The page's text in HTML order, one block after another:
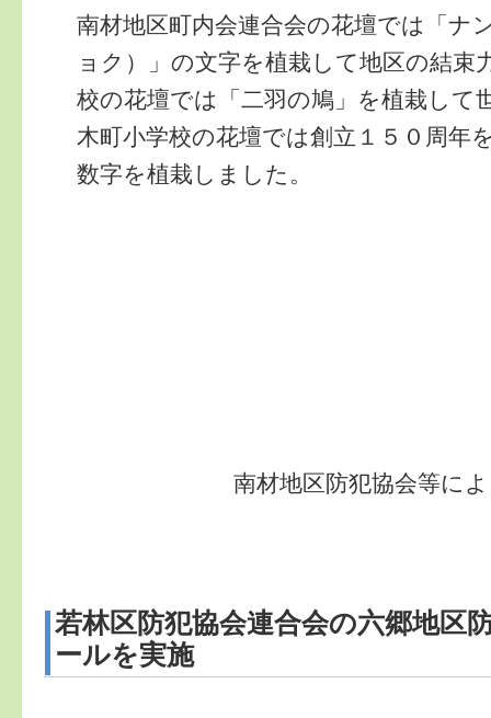
南材地区町内会連合会の花壇では「ナ
ョク）」の文字を植栽して地区の結束
校の花壇では「二羽の鳩」を植栽して
木町小学校の花壇では創立１５０周年
数字を植栽しました。
南材地区防犯協会等によ
若林区防犯協会連合会の六郷地区
ールを実施